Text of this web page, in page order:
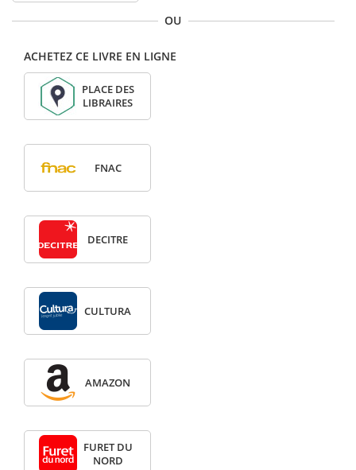
OU
ACHETEZ CE LIVRE EN LIGNE
PLACE DES
LIBRAIRES
FNAC
DECITRE
CULTURA
AMAZON
FURET DU
NORD